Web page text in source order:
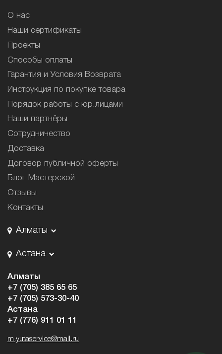
О нас
Наши сертификаты
Проекты
Способы оплаты
Гарантия и Условия Возврата
Инструкция по покупке товара
Порядок работы с юр.лицами
Наши партнёры
Сотрудничество
Доставка
Договор публичной оферты
Блог Мастерской
Отзывы
Контакты
Алматы
Астана
Алматы
+7 (705) 385 65 65
+7 (705) 573-30-40
Астана
+7 (776) 911 01 11
m.yutaservice@mail.ru